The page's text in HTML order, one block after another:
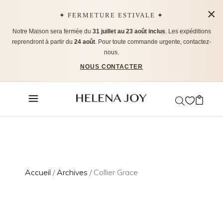
✦ FERMETURE ESTIVALE ✦
Notre Maison sera fermée du 31 juillet au 23 août inclus. Les expéditions
reprendront à partir du 24 août. Pour toute commande urgente, contactez-
nous.
NOUS CONTACTER
×
Accueil /Archives / Collier Grace